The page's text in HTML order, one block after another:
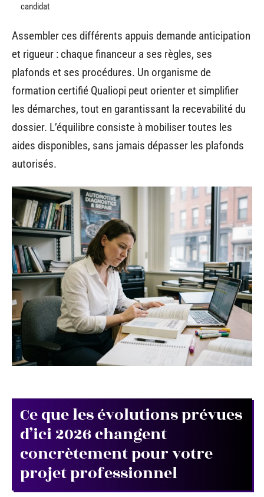
candidat
Assembler ces différents appuis demande anticipation
et rigueur : chaque financeur a ses règles, ses
plafonds et ses procédures. Un organisme de
formation certifié Qualiopi peut orienter et simplifier
les démarches, tout en garantissant la recevabilité du
dossier. L’équilibre consiste à mobiliser toutes les
aides disponibles, sans jamais dépasser les plafonds
autorisés.
Ce que les évolutions prévues
d’ici 2026 changent
concrètement pour votre
projet professionnel